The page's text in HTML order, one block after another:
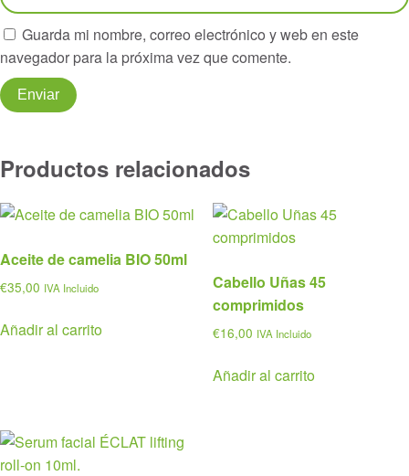
Guarda mi nombre, correo electrónico y web en este
navegador para la próxima vez que comente.
Productos relacionados
Aceite de camelia BIO 50ml
€35,00 IVA Incluido
Añadir al carrito
Cabello Uñas 45
comprimidos
€16,00 IVA Incluido
Añadir al carrito